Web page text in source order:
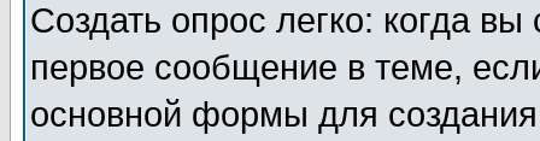
Создать опрос легко: когда
первое сообщение в теме,
основной формы для